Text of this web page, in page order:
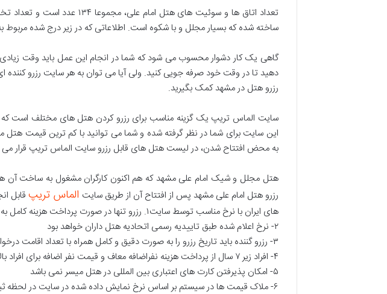
ساخته شده که بسیار مجلل و با شکوه است. اطلاعاتی که در زیر درج شده
گاهی یک کار دشوار محسوب می شود که شما در انجام این عمل باید وقت زیادی
دهید تا در وقت خود صرفه جویی کنید. ولی آیا می توان به هر سایت رزرو
رزرو هتل در مشهد کمک بگیرید.
سایت الماس تریپ یک گزینه مناسب برای رزرو کردن هتل های مختلف است که
این سایت برای شما در نظر گرفته شده و شما می توانید با کم ترین قیمت هتل
به محض افتتاح شدن، در لیست هتل های قابل رزرو سایت الماس تریپ قرار می
هتل مجلل و شیک امام علی مشهد که هم اکنون کارگران مشغول به ساخت آن
رزرو هتل امام علی مشهد پس از افتتاح آن از طریق سایت الماس تریپ قابل
های ایران با نرخ مناسب توسط سایت۱. رزرو تنها در صورت پرداخت هزینه کامل به تعداد شب های مورد درخواست موفقیت آمیز خواهد بود.
۲- نرخ اعلام شده طبق تاییدیه رسمی اتحادیه هتل داران خواهد بود
۳- رزرو گننده باید تاریخ رزرو را به صورت دقیق و کامل همراه با تعداد اقامت درخواستی درج کند
۴- افراد زیر ۷ سال از پرداخت هزینه نفراضافه معاف و قیمت نفر اضافه برای افراد بالای ۷ سال به طور کامل محاسبه خواهد شد
۵- امکان پذیرفتن کارت های اعتباری بین المللی در هتل میسر نمی باشد
۶- ملاک قیمت ها در سیستم بر اساس نرخ نمایش داده شده در سایت در لحظه ثبت رزرو خواهد بود